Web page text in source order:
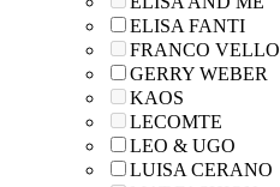
ELISA FANTI
FRANCO VELLO
GERRY WEBER
KAOS
LECOMTE
LEO & UGO
LUISA CERANO